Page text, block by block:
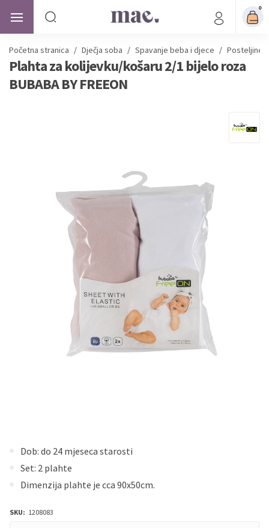
0
Početna stranica / Dječja soba / Spavanje beba i djece / Posteljine
Plahta za kolijevku/košaru 2/1 bijelo roza
BUBABA BY FREEON
Dob: do 24 mjeseca starosti
Set: 2 plahte
Dimenzija plahte je cca 90x50cm.
SKU: 1208083